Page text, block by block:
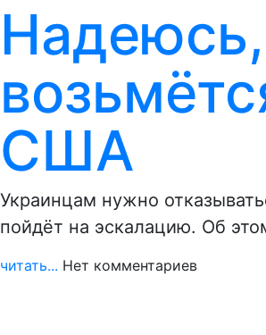
США
Украинцам нужно
пойдёт на эскалацию. Об
читать... Нет комментариев